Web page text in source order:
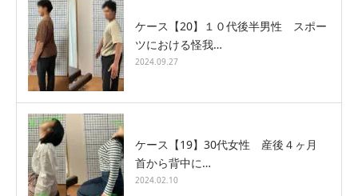
ケース【20】１０代後半男性 スポー
ツにおける怪我…
2024.09.27
ケース【19】30代女性 産後４ヶ月
首から背中に…
2024.02.10